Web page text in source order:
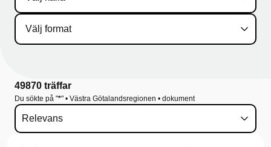
u
b
49870 träffar
Du sökte på "*" • Västra Götalandsregionen • dokument